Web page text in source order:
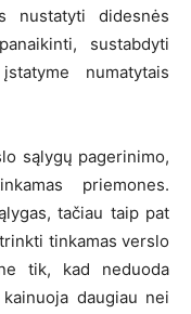
nustatyti didesnės
sustabdyti
numatytais
sąlygų pagerinimo,
priemones.
tačiau taip pat
tinkamas verslo
tik, kad neduoda
daugiau nei